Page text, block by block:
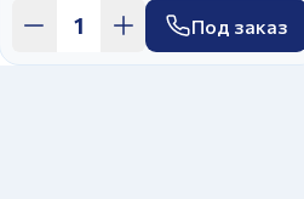
Под заказ